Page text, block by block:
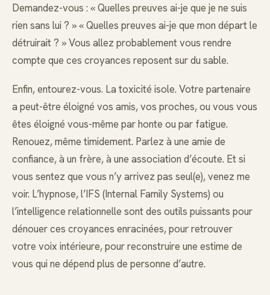
Demandez-vous : « Quelles preuves ai-je que je ne suis
rien sans lui ? » « Quelles preuves ai-je que mon départ le
détruirait ? » Vous allez probablement vous rendre
compte que ces croyances reposent sur du sable.
Enfin, entourez-vous. La toxicité isole. Votre partenaire
a peut-être éloigné vos amis, vos proches, ou vous vous
êtes éloigné vous-même par honte ou par fatigue.
Renouez, même timidement. Parlez à une amie de
confiance, à un frère, à une association d’écoute. Et si
vous sentez que vous n’y arrivez pas seul(e), venez me
voir. L’hypnose, l’IFS (Internal Family Systems) ou
l’intelligence relationnelle sont des outils puissants pour
dénouer ces croyances enracinées, pour retrouver
votre voix intérieure, pour reconstruire une estime de
vous qui ne dépend plus de personne d’autre.